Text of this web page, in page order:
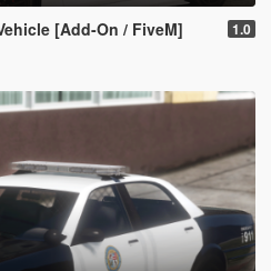
[Add-On / FiveM] 1.0